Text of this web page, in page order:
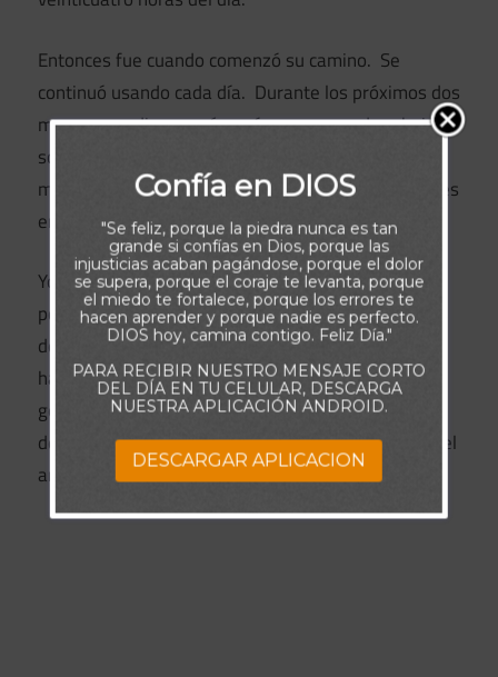
Entonces fue cuando comenzó su camino. Se
continuó usando cada día. Durante los próximos dos
meses y medio, mamá pasó por ese sendero bajo el
sol, la lluvia, la nieve y lloviznas frías durante la
mañana y las horas de la tarde, incluso en ocasiones
en medio de la noche.
Yo lo llamo el camino de amor. Las cosas que hizo
por mí en ese tiempo son tantas como las estrellas
del cielo. Me cuidó como solo una madre puede
hacerlo. Nunca olvidaré el amor, la ternura y la
gentileza que me demostró. Dieciocho meses
después, el camino permanece, una señal visible del
amor de una madre.
Confía en DIOS
"Se feliz, porque la piedra nunca es tan
grande si confías en Dios, porque las
injusticias acaban pagándose, porque el dolor
se supera, porque el coraje te levanta, porque
el miedo te fortalece, porque los errores te
hacen aprender y porque nadie es perfecto.
DIOS hoy, camina contigo. Feliz Día."
PARA RECIBIR NUESTRO MENSAJE CORTO
DEL DÍA EN TU CELULAR, DESCARGA
NUESTRA APLICACIÓN ANDROID.
DESCARGAR APLICACION